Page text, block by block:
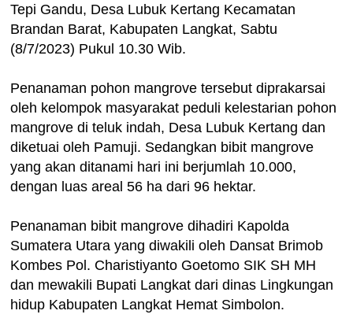
Tepi Gandu, Desa Lubuk Kertang Kecamatan
Brandan Barat, Kabupaten Langkat, Sabtu
(8/7/2023) Pukul 10.30 Wib.
Penanaman pohon mangrove tersebut diprakarsai
oleh kelompok masyarakat peduli kelestarian pohon
mangrove di teluk indah, Desa Lubuk Kertang dan
diketuai oleh Pamuji. Sedangkan bibit mangrove
yang akan ditanami hari ini berjumlah 10.000,
dengan luas areal 56 ha dari 96 hektar.
Penanaman bibit mangrove dihadiri Kapolda
Sumatera Utara yang diwakili oleh Dansat Brimob
Kombes Pol. Charistiyanto Goetomo SIK SH MH
dan mewakili Bupati Langkat dari dinas Lingkungan
hidup Kabupaten Langkat Hemat Simbolon.